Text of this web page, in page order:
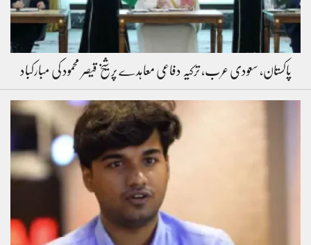
پاکستان، سعودی عرب، ترکیہ دفاعی معاہدے پر شیخ قیصر محمود کی مبارکباد